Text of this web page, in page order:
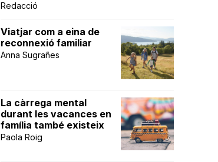
Redacció
Viatjar com a eina de
reconnexió familiar
Anna Sugrañes
La càrrega mental
durant les vacances en
família també existeix
Paola Roig